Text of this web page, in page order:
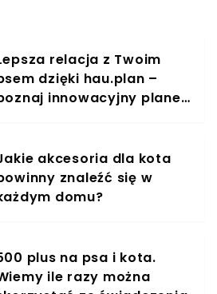
na pastwę losu.
relacja z Twoim
dzięki hau.plan –
innowacyjny planer
akcesoria dla kota
znaleźć się w
domu?
plus na psa i kota.
ile razy można